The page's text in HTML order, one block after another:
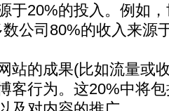
于20%的投入。例如
公司80%的收入来源
的成果(比如流量或
客行为。这20%中将